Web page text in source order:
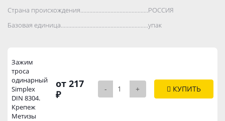
Страна происхождения..................................................................................
РОССИЯ
Базовая единица..................................................................................
упак
Зажим
троса
одинарный
Simplex
DIN 8304.
Крепеж
Метизы
от 217
₽
- + КУПИТЬ